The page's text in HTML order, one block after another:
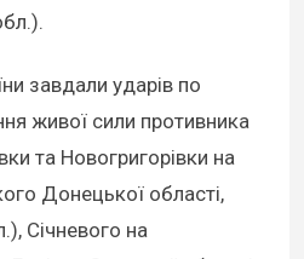
завдали ударів по
живої сили противника
та Новогригорівки на
Донецької області,
Січневого на